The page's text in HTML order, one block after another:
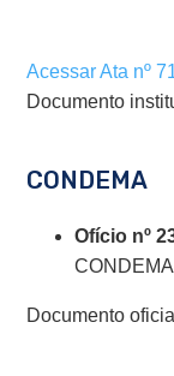
Acessar Ata nº
Documento
CONDEMA
Ofício nº
Documento oficial